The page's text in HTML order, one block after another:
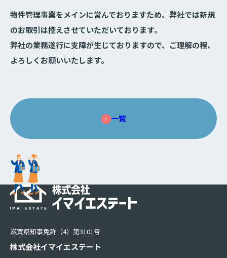
物件管理事業をメインに営んでおりますため、弊社では新規
のお取引は控えさせていただいております。
弊社の業務遂行に支障が生じておりますので、ご理解の程、
よろしくお願いいたします。
一覧
滋賀県知事免許（4）第3101号
株式会社イマイエステート